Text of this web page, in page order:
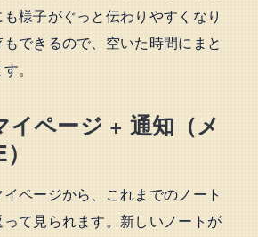
様子がぐっと伝わりやすくなり
できるので、空いた時間にまと
。
イページ + 通知（メ
ページから、これまでのノート
て見られます。新しいノートが